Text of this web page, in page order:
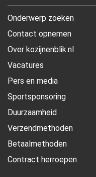
Onderwerp zoeken
Contact opnemen
Over kozijnenblik.nl
Vacatures
Pers en media
Sportsponsoring
Duurzaamheid
Verzendmethoden
Betaalmethoden
Contract herroepen